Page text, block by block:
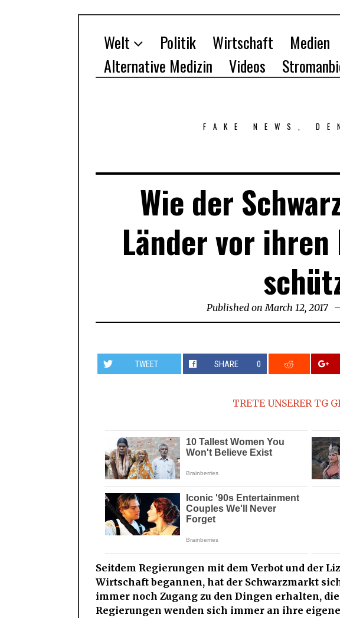
Welt Politik Wirtschaft Medien
Alternative Medizin
Videos
FAKE NEWS,
Wie der
Länder vor
Published on March 12, 2017
13,
TWEET SHARE 0
TRETE UNSERER TG
Seitdem Regierungen mit dem Verbot und der
Wirtschaft begannen, hat der Schwarzmarkt
immer noch Zugang zu den Dingen erhalten,
Regierungen wenden sich immer an ihre